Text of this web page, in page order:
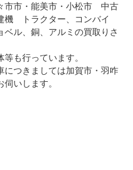
市市・能美市・小松市 中古
機 トラクター、コンバイ
ベル、銅、アルミの買取りさ
も行っています。
につきましては加賀市・羽咋
いします。